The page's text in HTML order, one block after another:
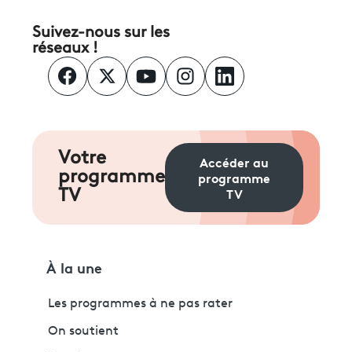
Suivez-nous sur les
réseaux !
Votre
programme
TV
Accéder au
programme
TV
À la une
Les programmes à ne pas rater
On soutient